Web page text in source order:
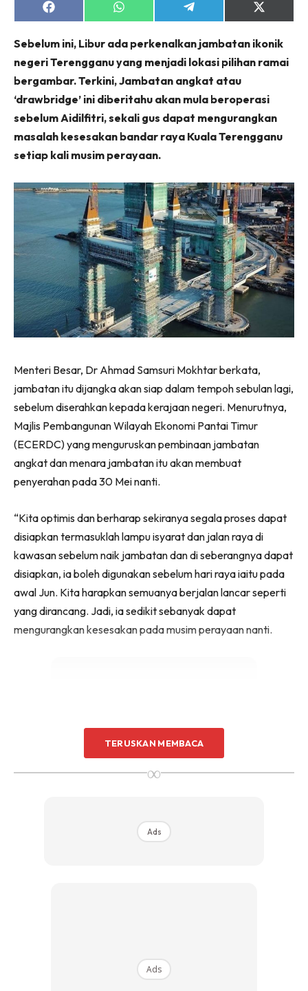
Share
on
Share
on
Share
on
Share
on
(Twitter)
Sebelum ini, Libur ada perkenalkan jambatan ikonik
negeri Terengganu yang menjadi lokasi pilihan ramai
bergambar. Terkini, Jambatan angkat atau
‘drawbridge’ ini diberitahu akan mula beroperasi
sebelum Aidilfitri, sekali gus dapat mengurangkan
masalah kesesakan bandar raya Kuala Terengganu
setiap kali musim perayaan.
Menteri Besar, Dr Ahmad Samsuri Mokhtar berkata,
jambatan itu dijangka akan siap dalam tempoh sebulan lagi,
sebelum diserahkan kepada kerajaan negeri. Menurutnya,
Majlis Pembangunan Wilayah Ekonomi Pantai Timur
(ECERDC) yang menguruskan pembinaan jambatan
angkat dan menara jambatan itu akan membuat
penyerahan pada 30 Mei nanti.
“Kita optimis dan berharap sekiranya segala proses dapat
disiapkan termasuklah lampu isyarat dan jalan raya di
kawasan sebelum naik jambatan dan di seberangnya dapat
disiapkan, ia boleh digunakan sebelum hari raya iaitu pada
awal Jun. Kita harapkan semuanya berjalan lancar seperti
yang dirancang. Jadi, ia sedikit sebanyak dapat
mengurangkan kesesakan pada musim perayaan nanti.
Ads
TERUSKAN MEMBACA
∞
Ads
Ads